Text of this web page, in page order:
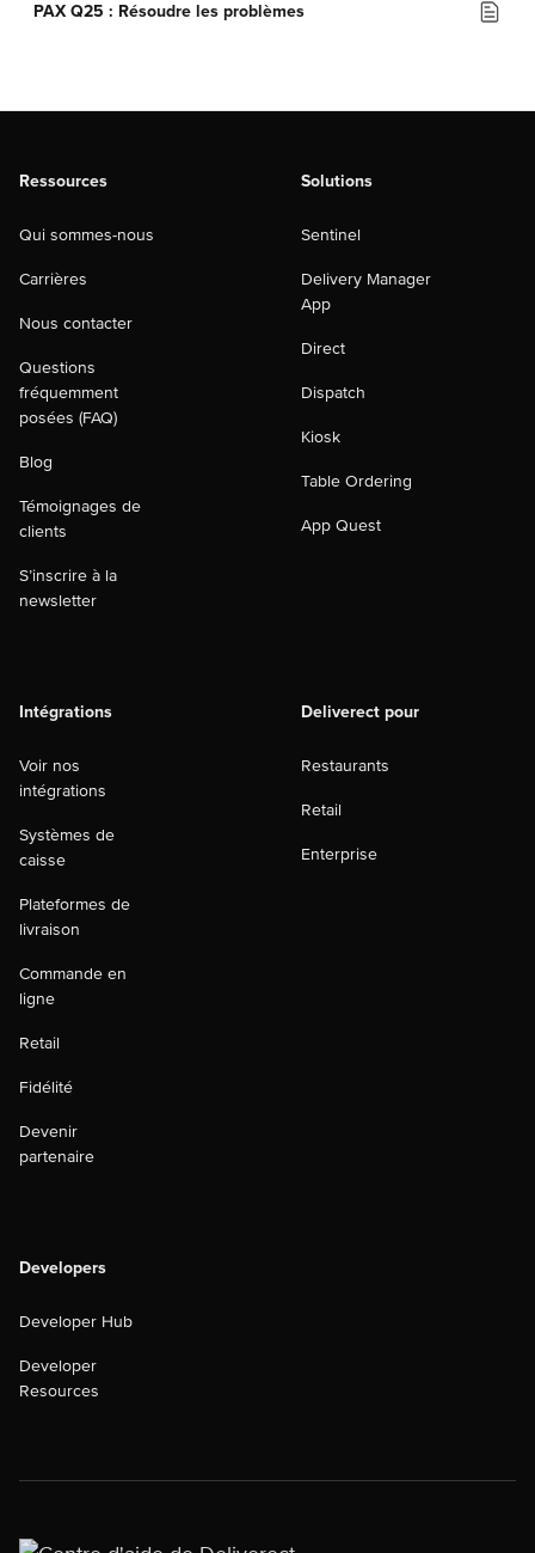
PAX Q25 : Résoudre les problèmes
Ressources
Qui sommes-nous
Carrières
Nous contacter
Questions
fréquemment
posées (FAQ)
Blog
Témoignages de
clients
S’inscrire à la
newsletter
Solutions
Sentinel
Delivery Manager
App
Direct
Dispatch
Kiosk
Table Ordering
App Quest
Intégrations
Voir nos
intégrations
Systèmes de
caisse
Plateformes de
livraison
Commande en
ligne
Retail
Fidélité
Devenir
partenaire
Deliverect pour
Restaurants
Retail
Enterprise
Developers
Developer Hub
Developer
Resources